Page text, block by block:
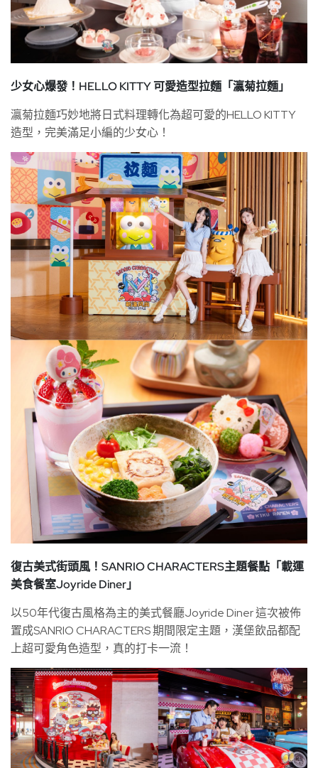
少女心爆發！HELLO KITTY 可愛造型拉麵「瀛菊拉麵」
瀛菊拉麵巧妙地將日式料理轉化為超可愛的HELLO KITTY
造型，完美滿足小編的少女心！
復古美式街頭風！SANRIO CHARACTERS主題餐點「載運
美食餐室Joyride Diner」
以50年代復古風格為主的美式餐廳Joyride Diner 這次被佈
置成SANRIO CHARACTERS 期間限定主題，漢堡飲品都配
上超可愛角色造型，真的打卡一流！